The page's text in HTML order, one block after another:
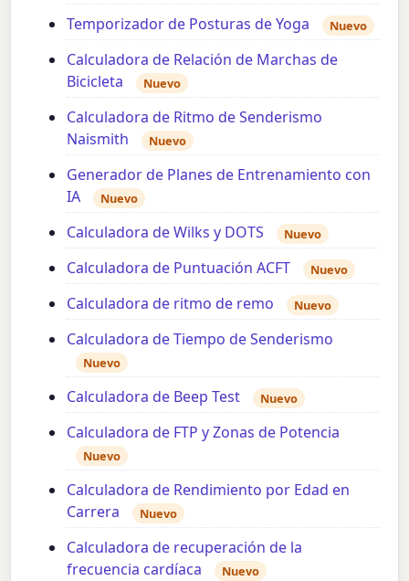
Temporizador de Posturas de Yoga Nuevo
Calculadora de Relación de Marchas de
Bicicleta
Nuevo
Calculadora de Ritmo de Senderismo
Naismith
Nuevo
Generador de Planes de Entrenamiento con
IA
Nuevo
Calculadora de Wilks y DOTS Nuevo
Calculadora de Puntuación ACFT Nuevo
Calculadora de ritmo de remo Nuevo
Calculadora de Tiempo de Senderismo
Nuevo
Calculadora de Beep Test Nuevo
Calculadora de FTP y Zonas de Potencia
Nuevo
Calculadora de Rendimiento por Edad en
Carrera
Nuevo
Calculadora de recuperación de la
frecuencia cardíaca
Nuevo